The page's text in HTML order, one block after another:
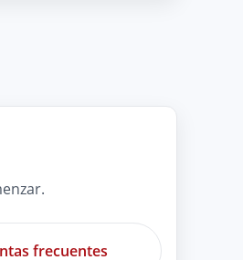
frecuentes